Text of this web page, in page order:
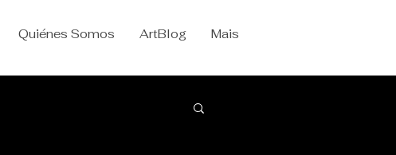
Quiénes Somos ArtBlog Mais